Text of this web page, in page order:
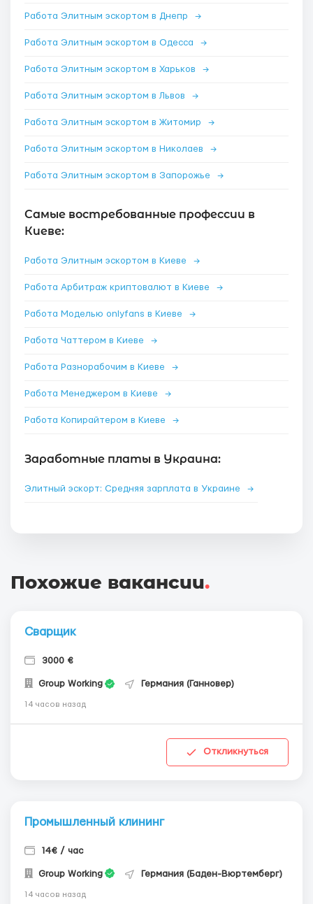
Работа Элитным эскортом в Днепр →
Работа Элитным эскортом в Одесса →
Работа Элитным эскортом в Харьков →
Работа Элитным эскортом в Львов →
Работа Элитным эскортом в Житомир →
Работа Элитным эскортом в Николаев →
Работа Элитным эскортом в Запорожье →
Самые востребованные профессии в
Киеве:
Работа Элитным эскортом в Киеве →
Работа Арбитраж криптовалют в Киеве →
Работа Моделью onlyfans в Киеве →
Работа Чаттером в Киеве →
Работа Разнорабочим в Киеве →
Работа Менеджером в Киеве →
Работа Копирайтером в Киеве →
Заработные платы в Украина:
Элитный эскорт: Средняя зарплата в Украине →
Похожие вакансии.
Сварщик
3000 €
Group Working Германия (Ганновер)
14 часов назад
Откликнуться
Промышленный клининг
14€ / час
Group Working Германия (Баден-Вюртемберг)
14 часов назад